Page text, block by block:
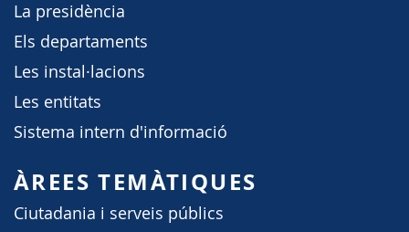
La presidència
Els departaments
Les instal·lacions
Les entitats
Sistema intern d'informació
ÀREES TEMÀTIQUES
Ciutadania i serveis públics